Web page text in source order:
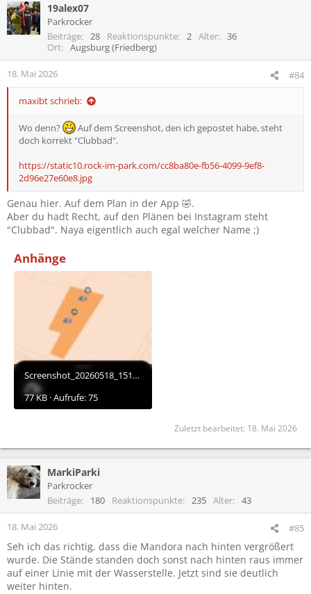
19alex07
Parkrocker
Beiträge
28 Reaktionspunkte 2 Alter
36
Ort
Augsburg (Friedberg)
18. Mai 2026 #84
maxibt schrieb:
Wo denn?
Auf dem Screenshot, den ich gepostet habe, steht
doch korrekt "Clubbad".
https://static10.rock-im-park.com/cc8ba80e-fb56-4099-9ef8-
2d96e27e60e8.jpg
Genau hier. Auf dem Plan in der App 🤣.
Aber du hadt Recht, auf den Plänen bei Instagram steht
"Clubbad". Naya eigentlich auch egal welcher Name ;)
Anhänge
Screenshot_20260518_151939.jpg
77 KB · Aufrufe: 75
Zuletzt bearbeitet: 18. Mai 2026
MarkiParki
Parkrocker
Beiträge
180 Reaktionspunkte 235 Alter 43
18. Mai 2026 #85
Seh ich das richtig, dass die Mandora nach hinten vergrößert
wurde. Die Stände standen doch sonst nach hinten raus immer
auf einer Linie mit der Wasserstelle. Jetzt sind sie deutlich
weiter hinten.